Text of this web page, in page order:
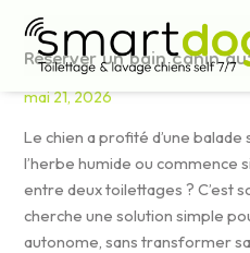
contenu
Réserver un bain canin
mai 21, 2026
Le chien a profité d’une balade
l’herbe humide ou commence
entre deux toilettages ? C’est
cherche une solution simple
autonome, sans transformer
Réserver
bain
canin
autonome
facilement